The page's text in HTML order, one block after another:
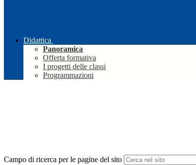
Didattica
Panoramica
Offerta formativa
I progetti delle classi
Programmazioni
Campo di ricerca per le pagine del sito